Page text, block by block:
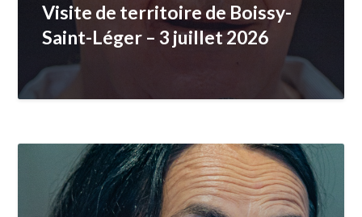
Visite de territoire de Boissy-
Saint-Léger – 3 juillet 2026